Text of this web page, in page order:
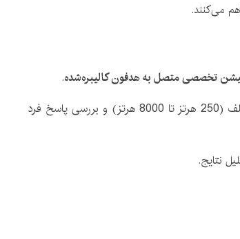
می‌کنند.
تخصصی متصل به هدفون کالیبره‌شده.
پخش صداهای با فرکانس‌های مختلف (250 هرتز تا 8000 هرتز) و بررسی پاسخ فرد
نتایج.